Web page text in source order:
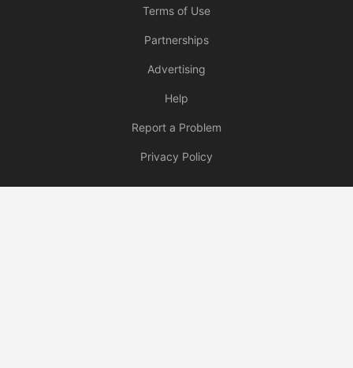
Terms of Use
Partnerships
Advertising
Help
Report a Problem
Privacy Policy